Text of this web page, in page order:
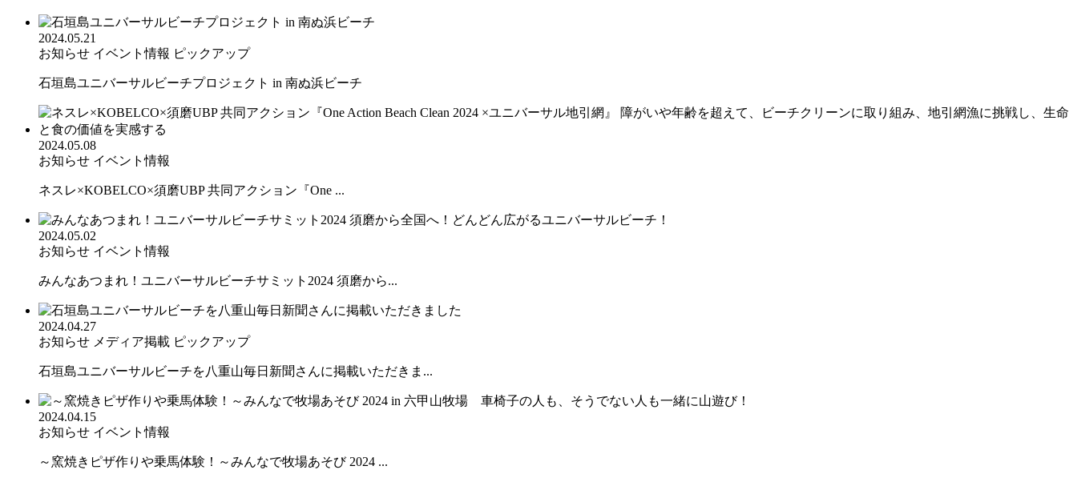
2024.05.21
お知らせ イベント情報 ピックアップ
石垣島ユニバーサルビーチプロジェクト in 南ぬ浜ビーチ
2024.05.08
お知らせ イベント情報
ネスレ×KOBELCO×須磨UBP 共同アクション『One ...
2024.05.02
お知らせ イベント情報
みんなあつまれ！ユニバーサルビーチサミット2024 須磨から...
2024.04.27
お知らせ メディア掲載 ピックアップ
石垣島ユニバーサルビーチを八重山毎日新聞さんに掲載いただきま...
2024.04.15
お知らせ イベント情報
～窯焼きピザ作りや乗馬体験！～みんなで牧場あそび 2024 ...